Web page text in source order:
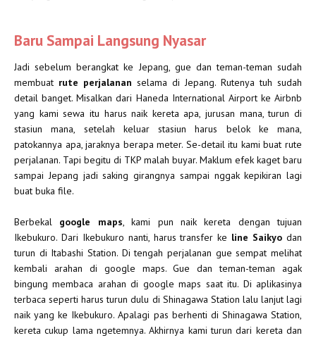
Baru Sampai Langsung Nyasar
Jadi sebelum berangkat ke Jepang, gue dan teman-teman sudah
membuat rute perjalanan selama di Jepang. Rutenya tuh sudah
detail banget. Misalkan dari Haneda International Airport ke Airbnb
yang kami sewa itu harus naik kereta apa, jurusan mana, turun di
stasiun mana, setelah keluar stasiun harus belok ke mana,
patokannya apa, jaraknya berapa meter. Se-detail itu kami buat rute
perjalanan. Tapi begitu di TKP malah buyar. Maklum efek kaget baru
sampai Jepang jadi saking girangnya sampai nggak kepikiran lagi
buat buka file.
Berbekal google maps, kami pun naik kereta dengan tujuan
Ikebukuro. Dari Ikebukuro nanti, harus transfer ke line Saikyo dan
turun di Itabashi Station. Di tengah perjalanan gue sempat melihat
kembali arahan di google maps. Gue dan teman-teman agak
bingung membaca arahan di google maps saat itu. Di aplikasinya
terbaca seperti harus turun dulu di Shinagawa Station lalu lanjut lagi
naik yang ke Ikebukuro. Apalagi pas berhenti di Shinagawa Station,
kereta cukup lama ngetemnya. Akhirnya kami turun dari kereta dan